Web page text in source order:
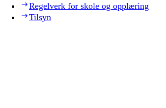
Regelverk for skole og opplæring
Tilsyn